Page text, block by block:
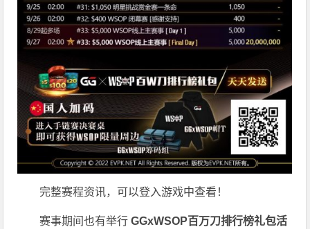
完整赛程资讯，可以登入游戏中查看！
赛事期间也有举行 GGxWSOP百万刀排行榜礼包活